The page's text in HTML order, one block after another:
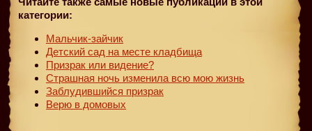
категории:
Мальчик-зайчик
Детский сад на месте кладбища
Призрак или видение?
Страшная ночь изменила всю мою жизнь
Заблудившийся призрак
Верю в домовых